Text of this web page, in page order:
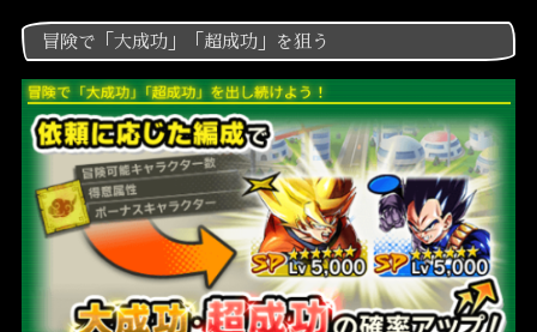
冒険で「大成功」「超成功」を狙う